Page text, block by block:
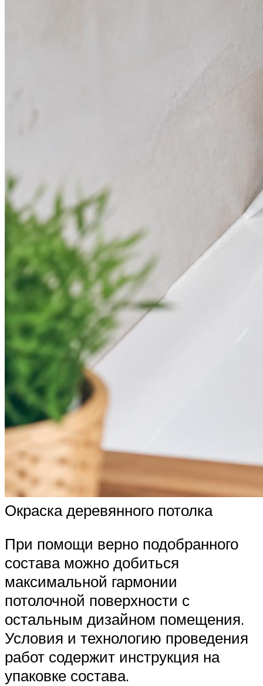
Окраска деревянного потолка
При помощи верно подобранного
состава можно добиться
максимальной гармонии
потолочной поверхности с
остальным дизайном помещения.
Условия и технологию проведения
работ содержит инструкция на
упаковке состава.